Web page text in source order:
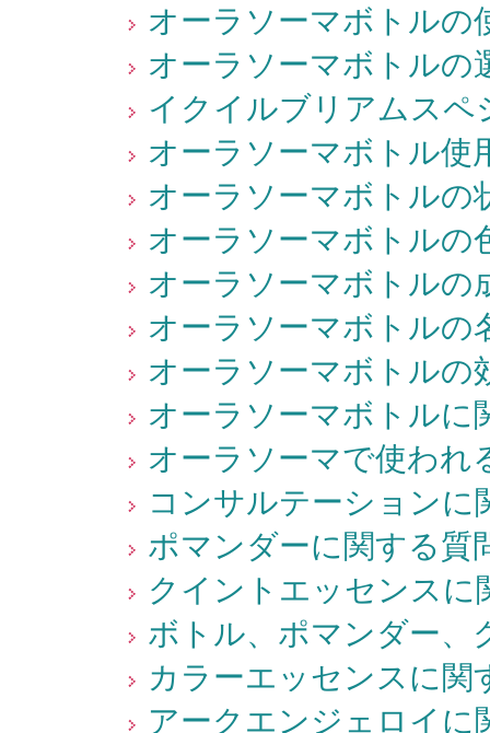
オーラソーマボトルの
オーラソーマボトルの
イクイルブリアムスペ
オーラソーマボトル使
オーラソーマボトルの
オーラソーマボトルの
オーラソーマボトルの
オーラソーマボトルの
オーラソーマボトルの
オーラソーマボトルに
オーラソーマで使われ
コンサルテーションに
ポマンダーに関する質
クイントエッセンスに
ボトル、ポマンダー、
カラーエッセンスに関
アークエンジェロイに